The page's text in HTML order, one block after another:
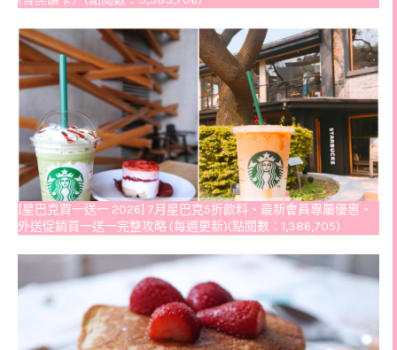
[星巴克買一送一 2026] 7月星巴克5折飲料、最新會員專屬優惠、
外送促銷買一送一完整攻略 (每週更新)(點閱數：1,386,705)